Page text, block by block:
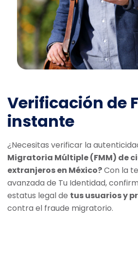
Verificación de
instante
¿Necesitas verificar la
Migratoria Múltiple (FMM) de
extranjeros en México?Con la
avanzada de Tu Identidad,
estatus legal de tus usuarios y
contra el fraude migratorio.